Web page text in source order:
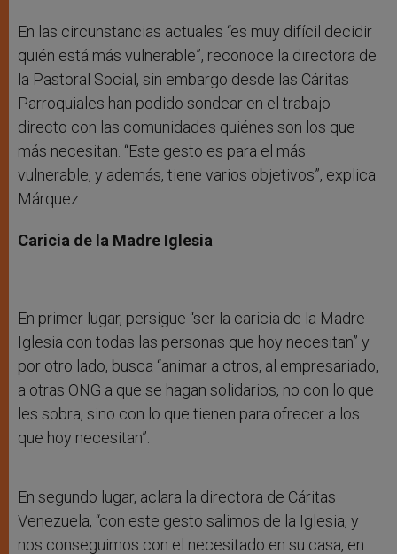
En las circunstancias actuales “es muy difícil decidir
quién está más vulnerable”, reconoce la directora de
la Pastoral Social, sin embargo desde las Cáritas
Parroquiales han podido sondear en el trabajo
directo con las comunidades quiénes son los que
más necesitan. “Este gesto es para el más
vulnerable, y además, tiene varios objetivos”, explica
Márquez.
Caricia de la Madre Iglesia
En primer lugar, persigue “ser la caricia de la Madre
Iglesia con todas las personas que hoy necesitan” y
por otro lado, busca “animar a otros, al empresariado,
a otras ONG a que se hagan solidarios, no con lo que
les sobra, sino con lo que tienen para ofrecer a los
que hoy necesitan”.
En segundo lugar, aclara la directora de Cáritas
Venezuela, “con este gesto salimos de la Iglesia, y
nos conseguimos con el necesitado en su casa, en